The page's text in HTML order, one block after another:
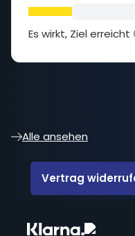
Es wirkt, Ziel erreicht
Alle ansehen
Vertrag